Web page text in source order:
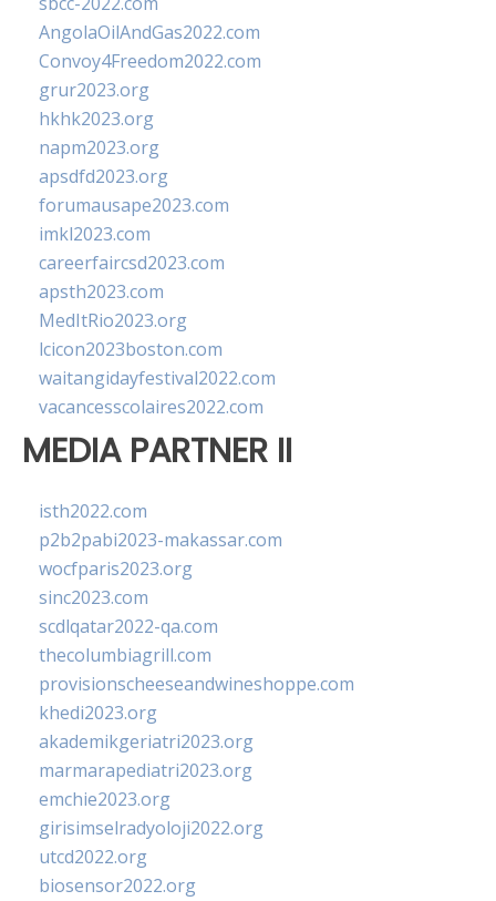
AngolaOilAndGas2022.com
Convoy4Freedom2022.com
grur2023.org
hkhk2023.org
napm2023.org
apsdfd2023.org
forumausape2023.com
imkl2023.com
careerfaircsd2023.com
apsth2023.com
MedItRio2023.org
lcicon2023boston.com
waitangidayfestival2022.com
vacancesscolaires2022.com
MEDIA PARTNER II
isth2022.com
p2b2pabi2023-makassar.com
wocfparis2023.org
sinc2023.com
scdlqatar2022-qa.com
thecolumbiagrill.com
provisionscheeseandwineshoppe.com
khedi2023.org
akademikgeriatri2023.org
marmarapediatri2023.org
emchie2023.org
girisimselradyoloji2022.org
utcd2022.org
biosensor2022.org